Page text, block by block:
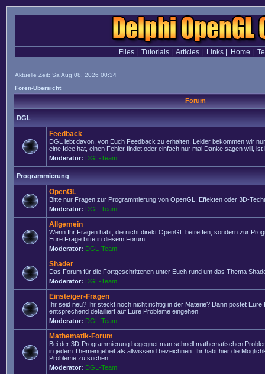
Files| Tutorials| Articles| Links| Home
Aktuelle Zeit: Sa Aug 08, 2026 00:34
Foren-Übersicht
Forum
DGL
Feedback
DGL lebt davon, von Euch Feedback zu erhalten. Leider bekommen wir
eine Idee hat, einen Fehler findet oder einfach nur mal Danke sagen will, ist
Moderator: DGL-Team
Programmierung
OpenGL
Bitte nur Fragen zur Programmierung von OpenGL, Effekten oder 3D-
Moderator: DGL-Team
Allgemein
Wenn Ihr Fragen habt, die nicht direkt OpenGL betreffen, sondern zur
Eure Frage bitte in diesem Forum
Moderator: DGL-Team
Shader
Das Forum für die Fortgeschrittenen unter Euch rund um das Thema
Moderator: DGL-Team
Einsteiger-Fragen
Ihr seid neu? Ihr steckt noch nicht richtig in der Materie? Dann postet Eure
entsprechend detailliert auf Eure Probleme eingehen!
Moderator: DGL-Team
Mathematik-Forum
Bei der 3D-Programmierung begegnet man schnell mathematischen
in jedem Themengebiet als allwissend bezeichnen. Ihr habt hier die
Probleme zu suchen.
Moderator: DGL-Team